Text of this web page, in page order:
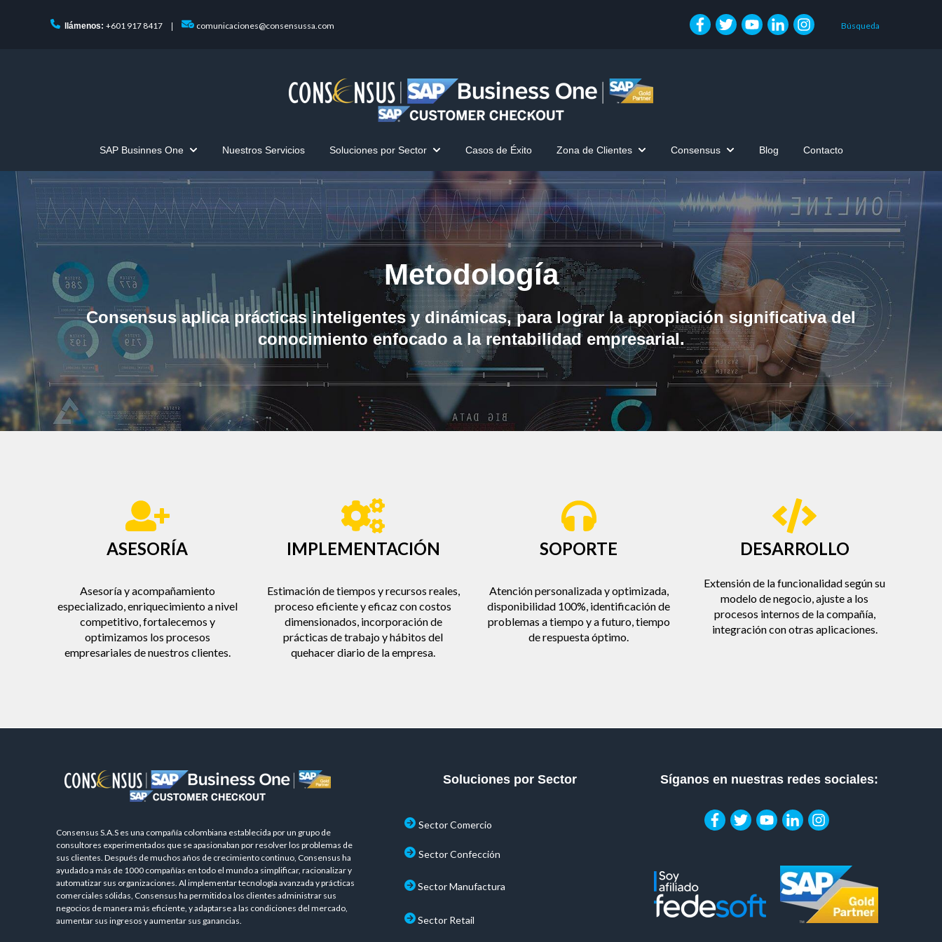
llámenos: +601 917 8417 comunicaciones@consensussa.com Búsqueda
SAP Businnes One
Show submenu for SAP Businnes One
Nuestros Servicios Soluciones por Sector
Show submenu for Soluciones por Sector
Casos de Éxito Zona de Clientes
Show submenu for Zona de Clientes
Consensus
Show submenu for Consensus
Blog Contacto
Metodología
Consensus aplica prácticas inteligentes y dinámicas, para lograr la apropiación significativa del
conocimiento enfocado a la rentabilidad empresarial.
ASESORÍA
Asesoría y acompañamiento
especializado, enriquecimiento a nivel
competitivo, fortalecemos y
optimizamos los procesos
empresariales de nuestros clientes.
IMPLEMENTACIÓN
Estimación de tiempos y recursos reales​,
proceso eficiente y eficaz con costos
dimensionados, incorporación de
prácticas de trabajo y hábitos del
quehacer diario de la empresa.
SOPORTE
Atención personalizada y optimizada,
disponibilidad 100%, identificación de
problemas a tiempo y a futuro, tiempo
de respuesta óptimo.
DESARROLLO
Extensión de la funcionalidad según su
modelo de negocio, ajuste a los
procesos internos de la compañía,
integración con otras aplicaciones.
Consensus S.A.S es una compañía colombiana establecida por un grupo de
consultores experimentados que se apasionaban por resolver los problemas de
sus clientes. Después de muchos años de crecimiento continuo, Consensus ha
ayudado a más de 1000 compañías en todo el mundo a simplificar, racionalizar y
automatizar sus organizaciones. Al implementar tecnología avanzada y prácticas
comerciales sólidas, Consensus ha permitido a los clientes administrar sus
negocios de manera más eficiente, y adaptarse a las condiciones del mercado,
aumentar sus ingresos y aumentar sus ganancias.
Soluciones por Sector
Sector Comercio
Sector Confección
Sector Manufactura
Sector Retail
Síganos en nuestras redes sociales: